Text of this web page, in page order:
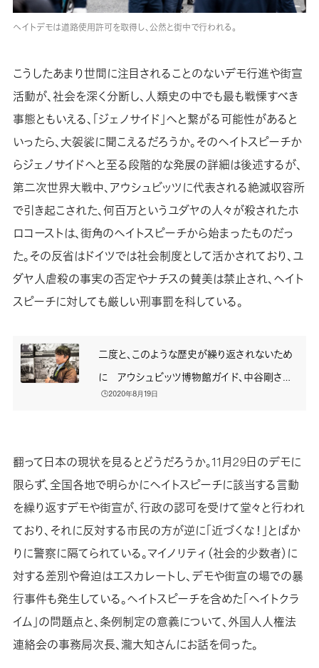
ヘイトデモは道路使用許可を取得し、公然と街中で行われる。
こうしたあまり世間に注目されることのないデモ行進や街宣
活動が、社会を深く分断し、人類史の中でも最も戦慄すべき
事態ともいえる、「ジェノサイド」へと繋がる可能性があると
いったら、大袈裟に聞こえるだろうか。そのヘイトスピーチか
らジェノサイドへと至る段階的な発展の詳細は後述するが、
第二次世界大戦中、アウシュビッツに代表される絶滅収容所
で引き起こされた、何百万というユダヤの人々が殺されたホ
ロコーストは、街角のヘイトスピーチから始まったものだっ
た。その反省はドイツでは社会制度として活かされており、ユ
ダヤ人虐殺の事実の否定やナチスの賛美は禁止され、ヘイト
スピーチに対しても厳しい刑事罰を科している。
二度と、このような歴史が繰り返されないため
に アウシュビッツ博物館ガイド、中谷剛さん
インタビュー
🕒️2020年8月19日
翻って日本の現状を見るとどうだろうか。11月29日のデモに
限らず、全国各地で明らかにヘイトスピーチに該当する言動
を繰り返すデモや街宣が、行政の認可を受けて堂々と行われ
ており、それに反対する市民の方が逆に「近づくな！」とばか
りに警察に隔てられている。マイノリティ（社会的少数者）に
対する差別や脅迫はエスカレートし、デモや街宣の場での暴
行事件も発生している。ヘイトスピーチを含めた「ヘイトクラ
イム」の問題点と、条例制定の意義について、外国人人権法
連絡会の事務局次長、瀧大知さんにお話を伺った。